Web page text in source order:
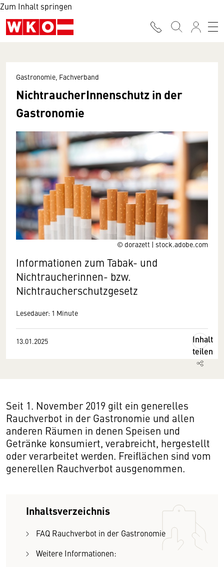
Zum Inhalt springen
© dorazett | stock.adobe.com
Gastronomie, Fachverband
NichtraucherInnenschutz in der
Gastronomie
Informationen zum Tabak- und
Nichtraucherinnen- bzw.
Nichtraucherschutzgesetz
Lesedauer: 1 Minute
13.01.2025
Inhalt
teilen
Seit 1. November 2019 gilt ein generelles
Rauchverbot in der Gastronomie und allen
anderen Räumen in denen Speisen und
Getränke konsumiert, verabreicht, hergestellt
oder verarbeitet werden. Freiflächen sind vom
generellen Rauchverbot ausgenommen.
Inhaltsverzeichnis
FAQ Rauchverbot in der Gastronomie
Weitere Informationen: